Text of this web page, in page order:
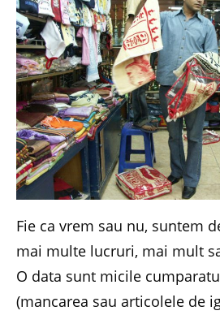
Fie ca vrem sau nu, suntem
mai multe lucruri, mai mult
O data sunt micile
(mancarea sau articolele de